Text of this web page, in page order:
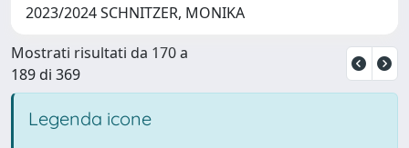
2023/2024 SCHNITZER, MONIKA
Mostrati risultati da 170 a
189 di 369
Legenda icone